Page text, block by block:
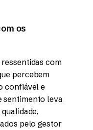
os
com
percebem
confiável e
sentimento leva
pelo gestor